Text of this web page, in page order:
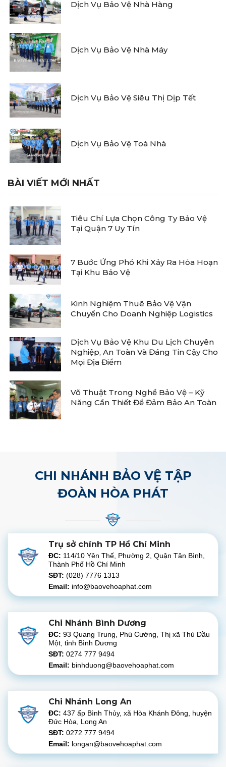
Dịch Vụ Bảo Vệ Nhà Hàng
Dịch Vụ Bảo Vệ Nhà Máy
Dịch Vụ Bảo Vệ Siêu Thị Dịp Tết
Dịch Vụ Bảo Vệ Toà Nhà
BÀI VIẾT MỚI NHẤT
Tiêu Chí Lựa Chọn Công Ty Bảo Vệ
Tại Quận 7 Uy Tín
7 Bước Ứng Phó Khi Xảy Ra Hỏa Hoạn
Tại Khu Bảo Vệ
Kinh Nghiệm Thuê Bảo Vệ Vận
Chuyển Cho Doanh Nghiệp Logistics
Dịch Vụ Bảo Vệ Khu Du Lịch Chuyên
Nghiệp, An Toàn Và Đáng Tin Cậy Cho
Mọi Địa Điểm
Võ Thuật Trong Nghề Bảo Vệ – Kỹ
Năng Cần Thiết Để Đảm Bảo An Toàn
CHI NHÁNH BẢO VỆ TẬP
ĐOÀN HÒA PHÁT
Trụ sở chính TP Hồ Chí Minh
ĐC: 114/10 Yên Thế, Phường 2, Quận Tân Bình,
Thành Phố Hồ Chí Minh
SĐT: (028) 7776 1313
Email: info@baovehoaphat.com
Chi Nhánh Bình Dương
ĐC: 93 Quang Trung, Phú Cường, Thị xã Thủ Dầu
Một, tỉnh Bình Dương
SĐT: 0274 777 9494
Email: binhduong@baovehoaphat.com
Chi Nhánh Long An
ĐC: 437 ấp Bình Thủy, xã Hòa Khánh Đông, huyện
Đức Hòa, Long An
SĐT: 0272 777 9494
Email: longan@baovehoaphat.com